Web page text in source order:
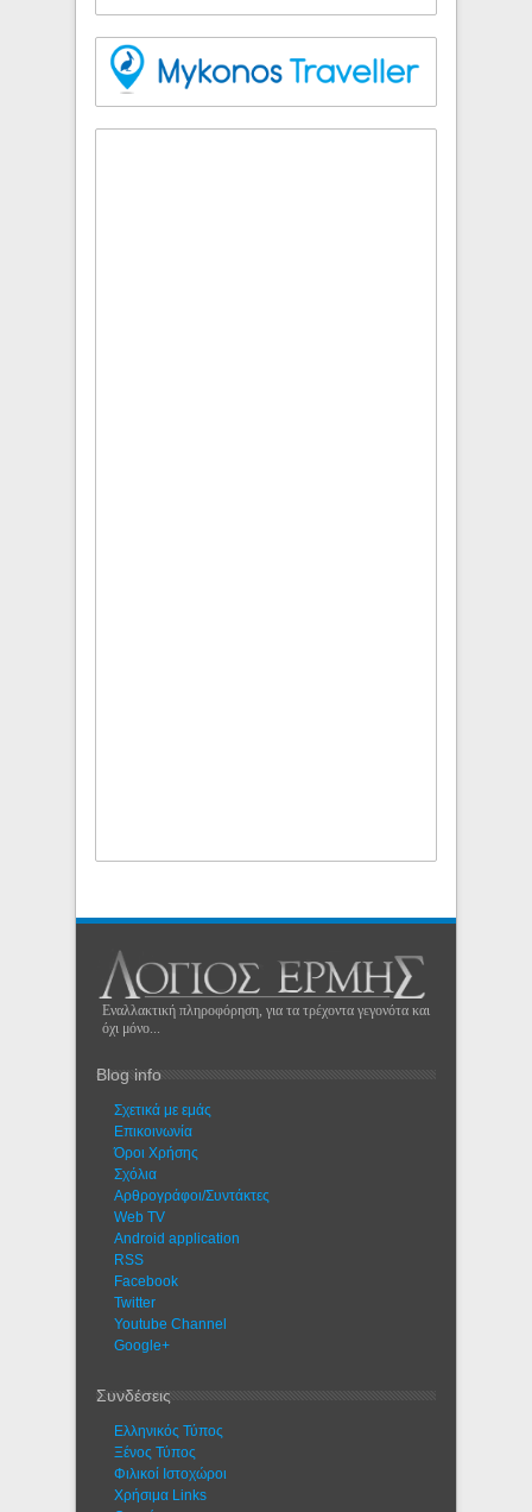
Εναλλακτική πληροφόρηση, για τα τρέχοντα γεγονότα και
όχι μόνο...
Blog info
Σχετικά με εμάς
Eπικοινωνία
Όροι Χρήσης
Σχόλια
Αρθρογράφοι/Συντάκτες
Web TV
Android application
RSS
Facebook
Twitter
Youtube Channel
Google+
Συνδέσεις
Ελληνικός Τύπος
Ξένος Τύπος
Φιλικοί Ιστοχώροι
Χρήσιμα Links